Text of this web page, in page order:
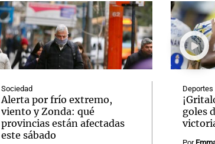
Sociedad
Alerta por frío extremo,
viento y Zonda: qué
provincias están afectadas
este sábado
Deportes
goles